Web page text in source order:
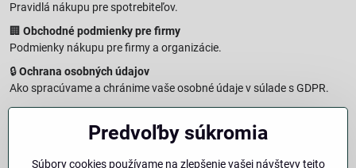
Pravidlá nákupu pre spotrebiteľov.
🏢 Obchodné podmienky pre firmy
Podmienky nákupu pre firmy a organizácie.
🔒Ochrana osobných údajov
Ako spracúvame a chránime vaše osobné údaje v súlade s GDPR.
🧾Reklamačný formulár
Jednoduché podanie reklamácie
Predvoľby súkromia
Súbory cookies používame na zlepšenie vašej návštevy tejto